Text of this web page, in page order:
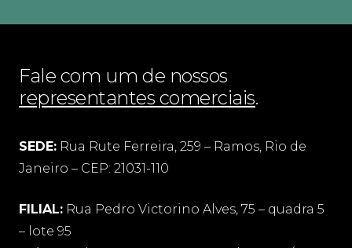
Fale com um de nossos
representantes comerciais.
SEDE: Rua Rute Ferreira, 259 – Ramos, Rio de
Janeiro – CEP: 21031-110
FILIAL: Rua Pedro Victorino Alves, 75 – quadra 5
– lote 95